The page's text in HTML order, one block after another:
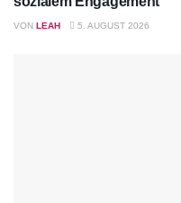
VON LEAH 5. AUGUST 2026